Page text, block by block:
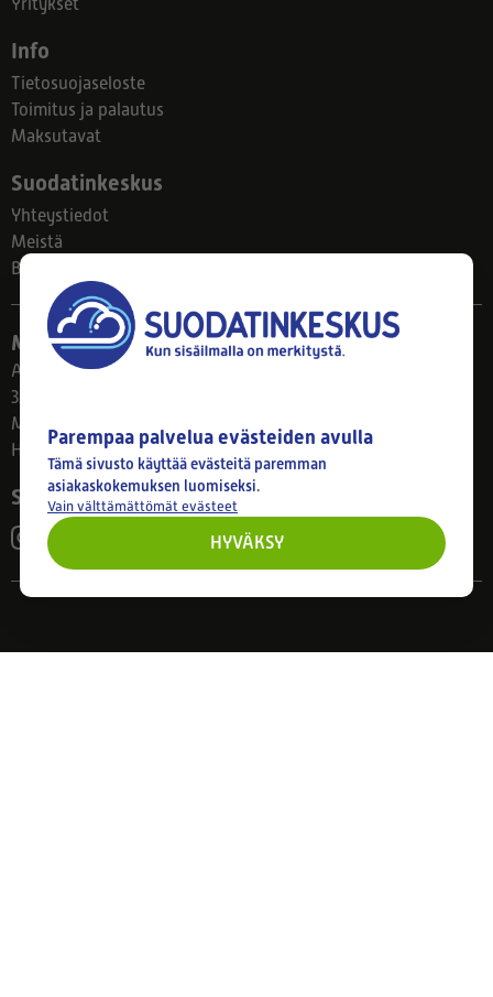
Yritykset
Info
Tietosuojaseloste
Toimitus ja palautus
Maksutavat
Suodatinkeskus
Yhteystiedot
Meistä
Blogi
Myymälä
Ahlmanintie 61
33800 Tampere
Ma–Pe 8–17
Huom! Myymälän poikkeusaukiolot: 27.7.-21.8. klo 8-16
Seuraa meitä
Parempaa palvelua evästeiden avulla
Tämä sivusto käyttää evästeitä paremman
asiakaskokemuksen luomiseksi.
Vain välttämättömät evästeet
HYVÄKSY